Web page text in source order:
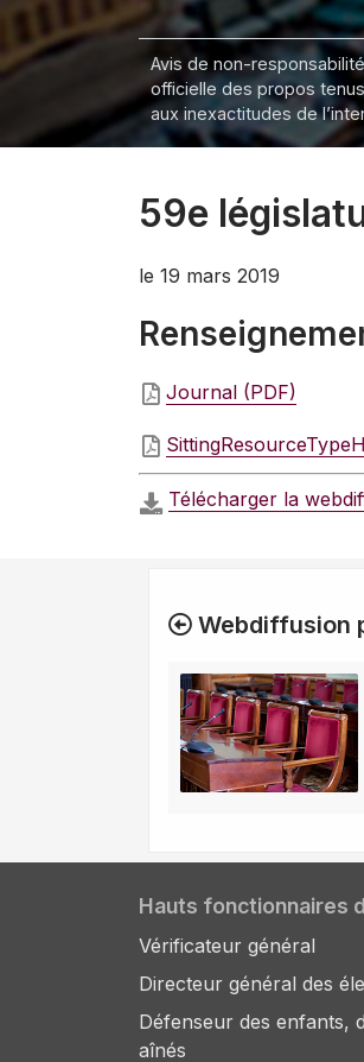
Avis de non-
officielle des propos
aux inexactitudes de
59e
le 19 mars 2019
Journal (PDF)
Télécharger la
Webdiffusion
Hauts fonctionnaires
Vérificateur général
Directeur général des
Défenseur des enfants,
aînés